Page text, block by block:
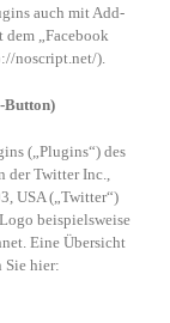
auch mit Add-
„Facebook
noscript.net/).
Button)
(„Plugins“) des
Twitter Inc.,
USA („Twitter“)
beispielsweise
Eine Übersicht
Sie hier: